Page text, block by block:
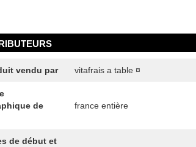
vendu par vitafrais a table ¤
de
france entière
de début et